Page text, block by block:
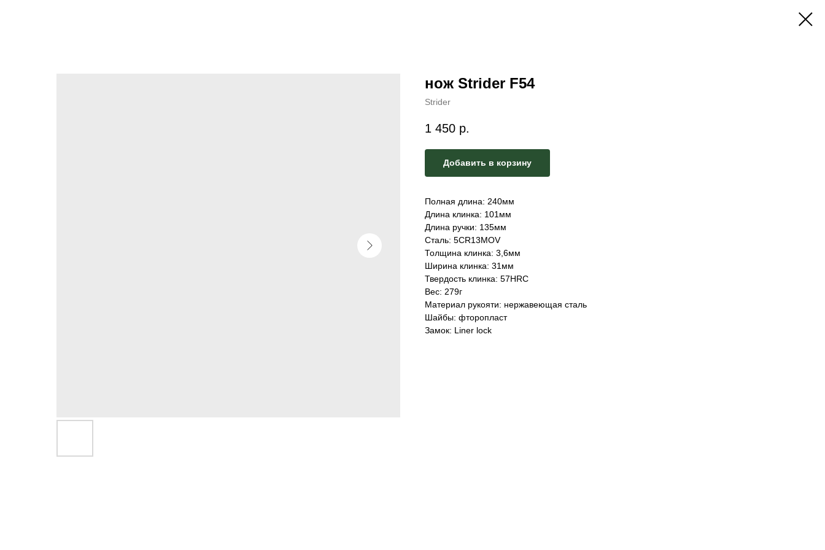
нож Strider F54
Strider
1 450 р.
Добавить в корзину
Полная длина: 240мм
Длина клинка: 101мм
Длина ручки: 135мм
Сталь: 5CR13MOV
Толщина клинка: 3,6мм
Ширина клинка: 31мм
Твердость клинка: 57HRC
Вес: 279г
Материал рукояти: нержавеющая сталь
Шайбы: фторопласт
Замок: Liner lock